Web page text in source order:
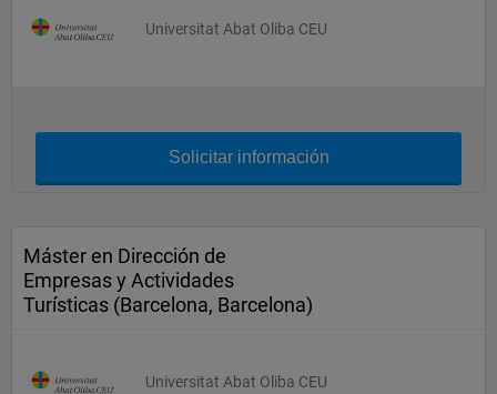
Universitat Abat Oliba CEU
Solicitar información
Máster en Dirección de
Empresas y Actividades
Turísticas (Barcelona, Barcelona)
Universitat Abat Oliba CEU